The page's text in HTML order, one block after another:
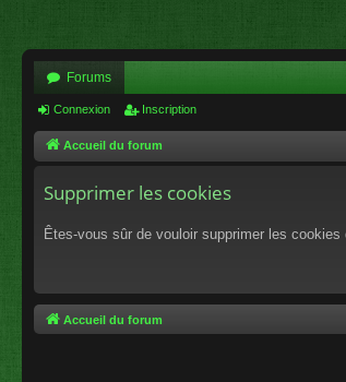
Forums
Connexion Inscription
Accueil du forum
Supprimer les cookies
Êtes-vous sûr de vouloir supprimer les cookies
Accueil du forum